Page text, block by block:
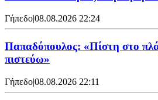
Γήπεδο|08.08.2026 22:24
Παπαδόπουλος: «Πίστη στο
πιστεύω»
Γήπεδο|08.08.2026 22:11